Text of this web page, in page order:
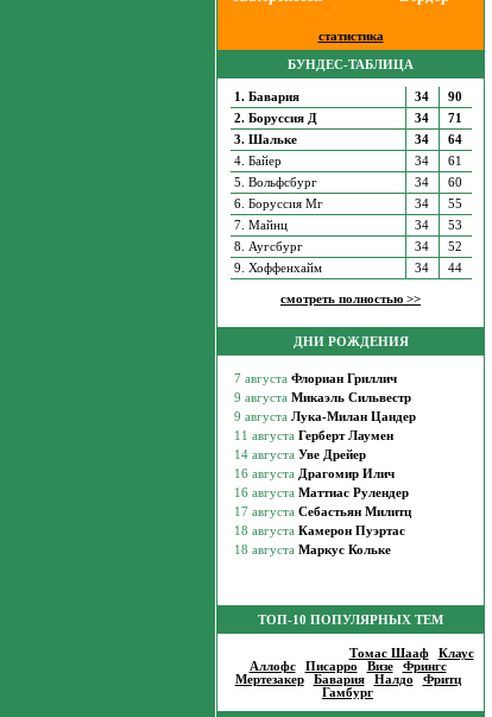
статистика
БУНДЕС-ТАБЛИЦА
1. Бавария 34
90
2. Боруссия Д
34
71
3. Шальке
34
64
4. Байер
34
61
5. Вольфсбург
34
60
6. Боруссия Мг
34
55
7. Майнц
34
53
8. Аугсбург
34
52
9. Хоффенхайм
34 44
смотреть полностью >>
ДНИ РОЖДЕНИЯ
ТОП-10 ПОПУЛЯРНЫХ ТЕМ
Томас Шааф| Клаус
Аллофс| Писарро Визе| Фрингс|
Мертезакер| Бавария| Налдо Фритц|
Гамбург